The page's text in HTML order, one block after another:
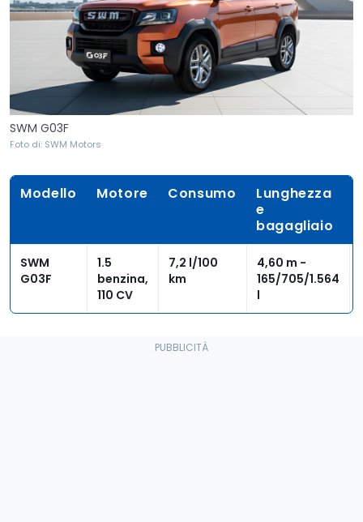
SWM G03F
Foto di: SWM Motors
Modello Motore Consumo
Lunghezza
e
bagagliaio
SWM
G03F
1.5
benzina,
110 CV
7,2 l/100
km
4,60 m -
165/705/1.564
l